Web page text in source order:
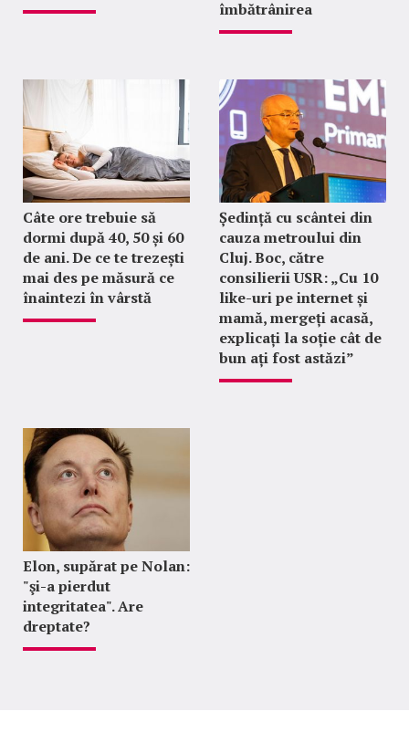
îmbătrânirea
Câte ore trebuie să
dormi după 40, 50 și 60
de ani. De ce te trezești
mai des pe măsură ce
înaintezi în vârstă
Ședință cu scântei din
cauza metroului din
Cluj. Boc, către
consilierii USR: „Cu 10
like-uri pe internet și
mamă, mergeți acasă,
explicați la soție cât de
bun ați fost astăzi”
Elon, supărat pe Nolan:
"şi-a pierdut
integritatea". Are
dreptate?